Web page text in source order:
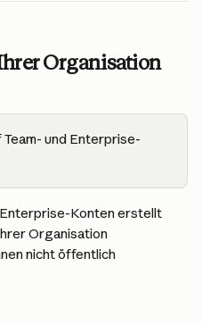
Organisation
und Enterprise-
Konten erstellt
Organisation
nicht öffentlich